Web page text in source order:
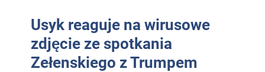
Usyk reaguje na wirusowe
zdjęcie ze spotkania
Zełenskiego z Trumpem